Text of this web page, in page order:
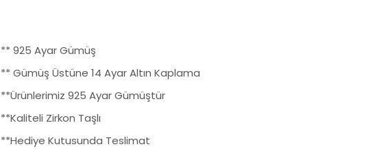
** 925 Ayar Gümüş
** Gümüş Üstüne 14 Ayar Altın Kaplama
**Ürünlerimiz 925 Ayar Gümüştür
**Kaliteli Zirkon Taşlı
**Hediye Kutusunda Teslimat